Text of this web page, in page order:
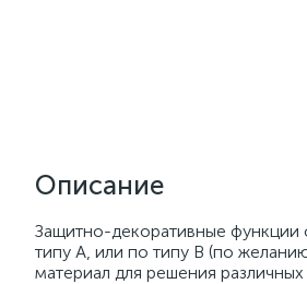
Описание
Защитно-декоративные функции
типу А, или по типу В (по
материал для решения различных